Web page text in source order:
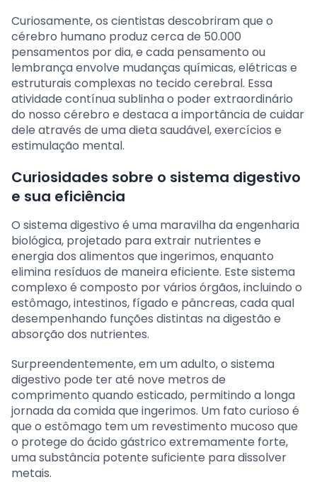
Curiosamente, os cientistas descobriram que o
cérebro humano produz cerca de 50.000
pensamentos por dia, e cada pensamento ou
lembrança envolve mudanças químicas, elétricas e
estruturais complexas no tecido cerebral. Essa
atividade contínua sublinha o poder extraordinário
do nosso cérebro e destaca a importância de cuidar
dele através de uma dieta saudável, exercícios e
estimulação mental.
Curiosidades sobre o sistema digestivo
e sua eficiência
O sistema digestivo é uma maravilha da engenharia
biológica, projetado para extrair nutrientes e
energia dos alimentos que ingerimos, enquanto
elimina resíduos de maneira eficiente. Este sistema
complexo é composto por vários órgãos, incluindo o
estômago, intestinos, fígado e pâncreas, cada qual
desempenhando funções distintas na digestão e
absorção dos nutrientes.
Surpreendentemente, em um adulto, o sistema
digestivo pode ter até nove metros de
comprimento quando esticado, permitindo a longa
jornada da comida que ingerimos. Um fato curioso é
que o estômago tem um revestimento mucoso que
o protege do ácido gástrico extremamente forte,
uma substância potente suficiente para dissolver
metais.